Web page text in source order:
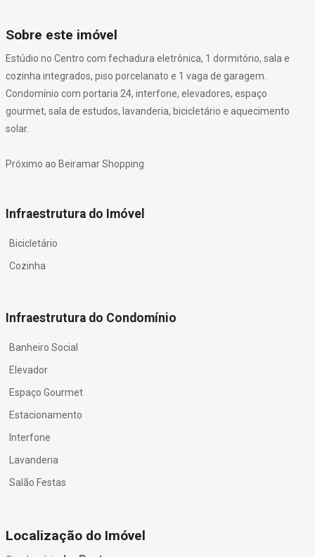
Sobre este imóvel
Estúdio no Centro com fechadura eletrônica, 1 dormitório, sala e
cozinha integrados, piso porcelanato e 1 vaga de garagem.
Condomínio com portaria 24, interfone, elevadores, espaço
gourmet, sala de estudos, lavanderia, bicicletário e aquecimento
solar.
Próximo ao Beiramar Shopping
Infraestrutura do Imóvel
Bicicletário
Cozinha
Infraestrutura do Condomínio
Banheiro Social
Elevador
Espaço Gourmet
Estacionamento
Interfone
Lavanderia
Salão Festas
Localização do Imóvel